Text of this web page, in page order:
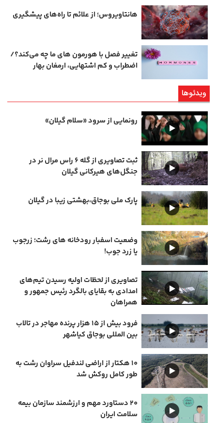
هانتاویروس؛ از علائم تا راه‌های پیشگیری
تغییر فصل با هورمون‌ های ما چه می‌کند؟/
اضطراب و کم‌ اشتهایی، ارمغان بهار
ویدئوها
رونمایی از سرود «سلام گیلان»
ثبت تصاویری از گله ۶ راس مرال نر در
جنگل‌های هیرکانی گیلان
پارک ملی بوجاق،بهشتی زیبا در گیلان
وضعیت اسفبار رودخانه های رشت؛ زرجوب
یا زرد جوب!
تصاویری از لحظات اولیه رسیدن تیم‌های
امدادی به بقایای بالگرد رئیس جمهور و
همراهان
فرود بیش از ۱۵ هزار پرنده مهاجر در تالاب
بین المللی بوجاق کیاشهر
۱۰ هکتار از اراضی لندفیل سراوان رشت به
طور کامل روکش شد
۲۰ دستاورد مهم و ارزشمند سازمان بیمه
سلامت ایران